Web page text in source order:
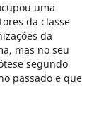
uma
da classe
da
mas no seu
segundo
passado e que